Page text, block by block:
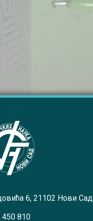
6, 21102 Нови Сад
450 810